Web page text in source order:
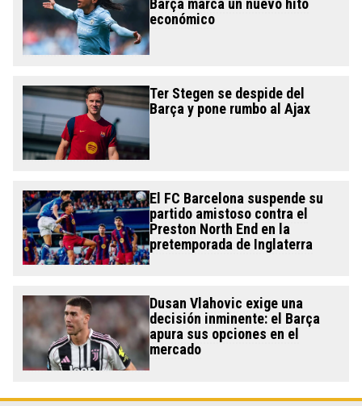
Barça marca un nuevo hito
económico
Ter Stegen se despide del
Barça y pone rumbo al Ajax
El FC Barcelona suspende su
partido amistoso contra el
Preston North End en la
pretemporada de Inglaterra
Dusan Vlahovic exige una
decisión inminente: el Barça
apura sus opciones en el
mercado